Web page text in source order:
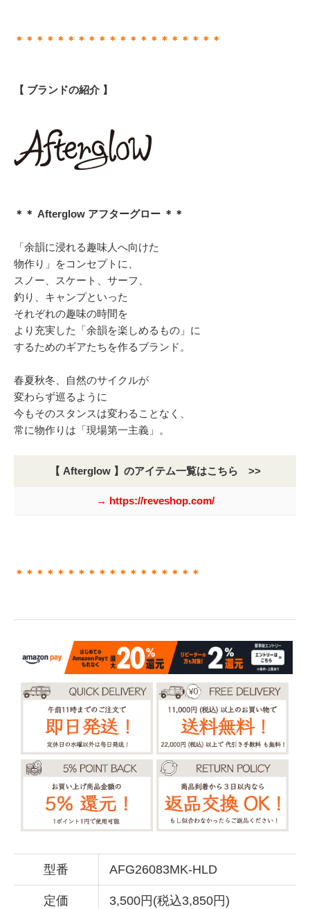
＊＊＊＊＊＊＊＊＊＊＊＊＊＊＊＊＊＊＊＊
【 ブランドの紹介 】
＊＊ Afterglow アフターグロー ＊＊
「余韻に浸れる趣味人へ向けた
物作り」をコンセプトに、
スノー、スケート、サーフ、
釣り、キャンプといった
それぞれの趣味の時間を
より充実した「余韻を楽しめるもの」に
するためのギアたちを作るブランド。
春夏秋冬、自然のサイクルが
変わらず巡るように
今もそのスタンスは変わることなく、
常に物作りは「現場第一主義」。
【 Afterglow 】のアイテム一覧はこちら >>
→ https://reveshop.com/
＊＊＊＊＊＊＊＊＊＊＊＊＊＊＊＊＊＊
型番 AFG26083MK-HLD
定価 3,500円(税込3,850円)